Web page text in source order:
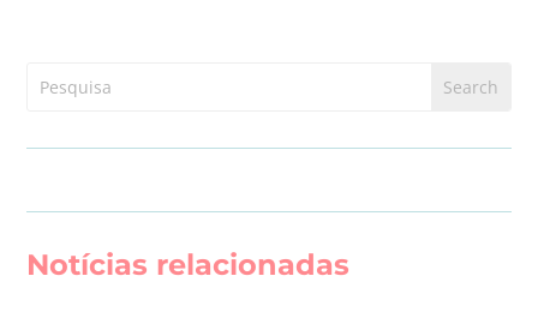
Notícias relacionadas